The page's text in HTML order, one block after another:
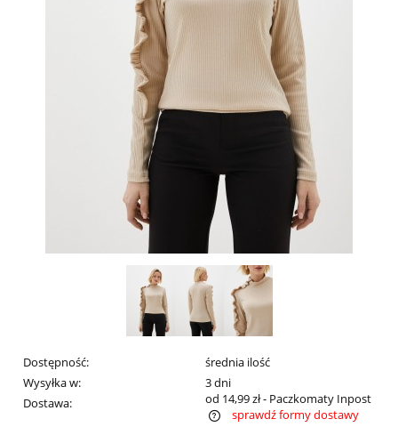
Dostępność:
średnia ilość
Wysyłka w:
3 dni
Dostawa:
od 14,99 zł- Paczkomaty Inpost
sprawdź formy dostawy